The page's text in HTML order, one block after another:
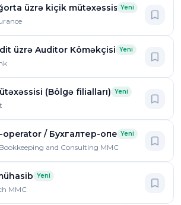
üzrə kiçik mütəxəssis/assistent
Yeni
üzrə Auditor Köməkçisi Yeni
(Bölgə filialları) Yeni
/ Бухгалтер-оператор
Yeni
and Consulting MMC
Yeni
MMC